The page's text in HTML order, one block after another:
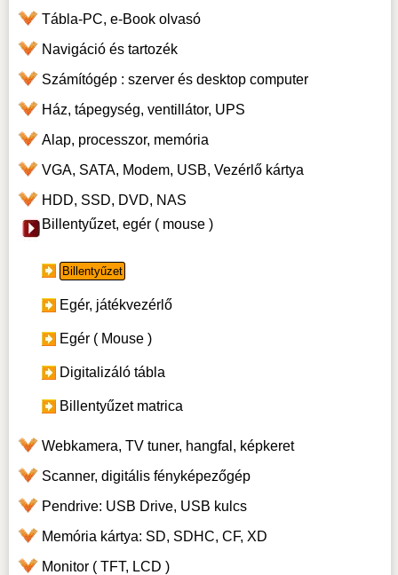
Tábla-PC, e-Book olvasó
Navigáció és tartozék
Számítógép : szerver és desktop computer
Ház, tápegység, ventillátor, UPS
Alap, processzor, memória
VGA, SATA, Modem, USB, Vezérlő kártya
HDD, SSD, DVD, NAS
Billentyűzet, egér ( mouse )
Billentyűzet
Egér, játékvezérlő
Egér ( Mouse )
Digitalizáló tábla
Billentyűzet matrica
Webkamera, TV tuner, hangfal, képkeret
Scanner, digitális fényképezőgép
Pendrive: USB Drive, USB kulcs
Memória kártya: SD, SDHC, CF, XD
Monitor ( TFT, LCD )